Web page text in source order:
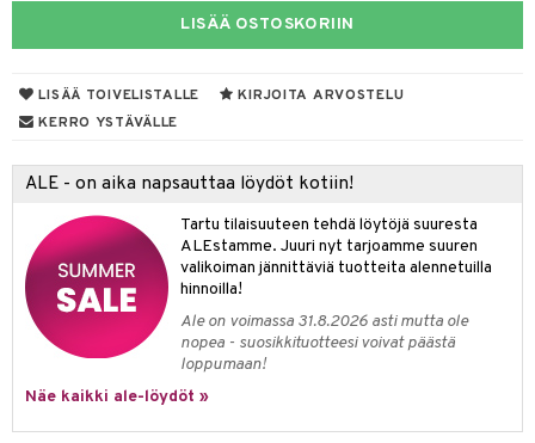
LISÄÄ OSTOSKORIIN
LISÄÄ TOIVELISTALLE
KIRJOITA ARVOSTELU
KERRO YSTÄVÄLLE
ALE - on aika napsauttaa löydöt kotiin!
Tartu tilaisuuteen tehdä löytöjä suuresta
ALEstamme. Juuri nyt tarjoamme suuren
valikoiman jännittäviä tuotteita alennetuilla
hinnoilla!
Ale on voimassa 31.8.2026 asti mutta ole
nopea - suosikkituotteesi voivat päästä
loppumaan!
Näe kaikki ale-löydöt »
tuotteet
shave balm
shave lotion
de cologne
de toilette